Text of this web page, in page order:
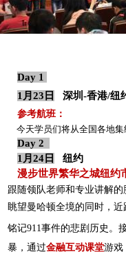
Day 1
1月23日
深圳 -香港/纽
参考航班：
今天学员们将从全国各地
Day 2
1月24日
纽约
漫步世界繁华之城纽约
跟随领队老师和专业讲解
眺望曼哈顿全境的同时，
铭记911事件的悲剧历史。
暴，通过金融互动课堂游戏